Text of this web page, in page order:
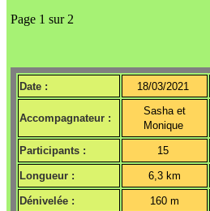
Page 1 sur 2
Date : 18/03/2021
Accompagnateur :
Sasha et
Monique
Participants : 15
Longueur : 6,3 km
Dénivelée : 160 m